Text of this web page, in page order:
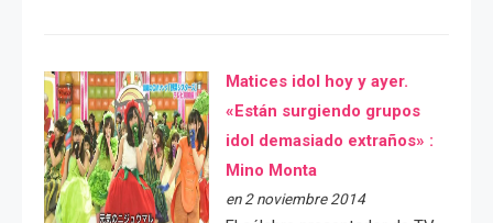
Matices idol hoy y ayer.
«Están surgiendo grupos
idol demasiado extraños» :
Mino Monta
en 2 noviembre 2014